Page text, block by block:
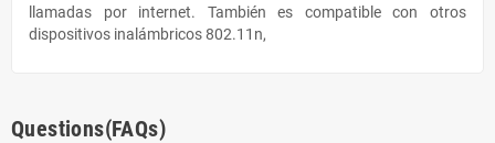
llamadas por internet. También es compatible con otros
dispositivos inalámbricos 802.11n,
Questions(FAQs)